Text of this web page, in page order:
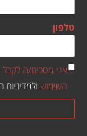
טלפון
אני מסכים/ה
השימוש ולמדיניות